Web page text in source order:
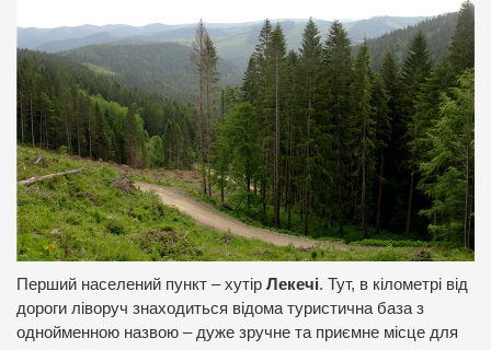
Перший населений пункт – хутір Лекечі. Тут, в кілометрі від
дороги ліворуч знаходиться відома туристична база з
однойменною назвою – дуже зручне та приємне місце для